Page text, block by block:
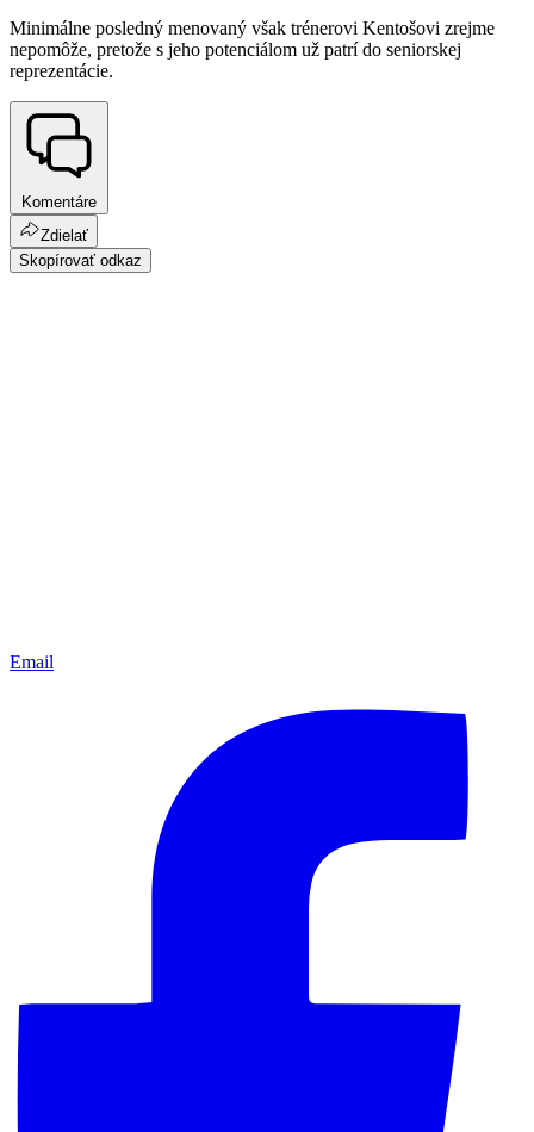
Minimálne posledný menovaný však trénerovi Kentošovi zrejme
nepomôže, pretože s jeho potenciálom už patrí do seniorskej
reprezentácie.
Komentáre
Zdielať
Skopírovať odkaz
Email